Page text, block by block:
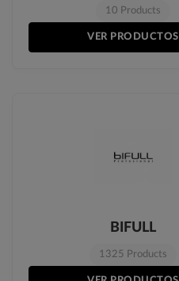
10 Products
VER PRODUCTOS
BIFULL
1325 Products